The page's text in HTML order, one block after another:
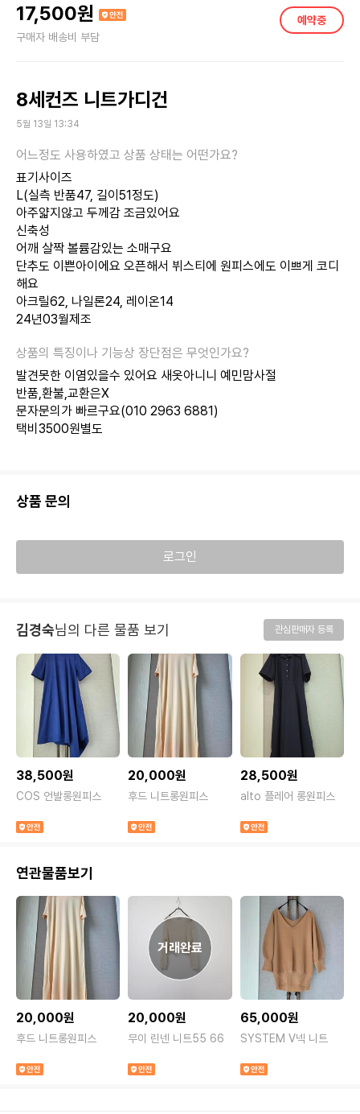
17,500원
구매자 배송비 부담
8세컨즈 니트가디건
5월 13일 13:34
표기사이즈
L(실측 반품47, 길이51정도)
아주얇지않고 두께감 조금있어요
신축성
어깨 살짝 볼륨감있는 소매구요
단추도 이쁜아이에요 오픈해서 뷔스티에 원피스에도 이쁘게 코디
해요
아크릴62, 나일론24, 레이온14
24년03월제조
발견못한 이염있을수 있어요 새옷아니니 예민맘사절
반품,환불,교환은X
문자문의가 빠르구요(010 2963 6881)
택비3500원별도
상품 문의
로그인
김경숙님의 다른 물품 보기 관심판매자 등록
38,500원
COS 언발롱원피스
20,000원
후드 니트롱원피스
28,500원
alto 플레어 롱원피스
연관물품보기
20,000원
후드 니트롱원피스
20,000원
무이 린넨 니트55 66
65,000원
SYSTEM V넥 니트